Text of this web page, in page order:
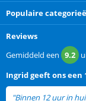
Populaire
Reviews
Gemiddeld een 9.2
Ingridgeeft ons een
"Binnen 12 uur in